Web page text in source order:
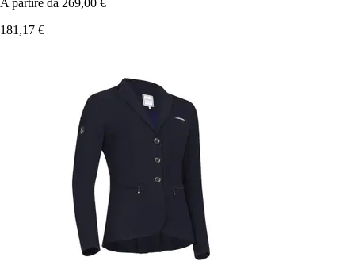
A partire da 269,00 €
181,17 €